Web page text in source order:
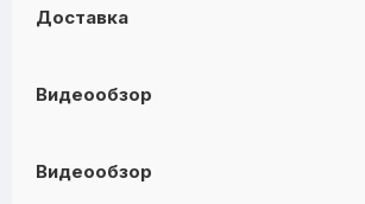
Доставка
Видеообзор
Видеообзор